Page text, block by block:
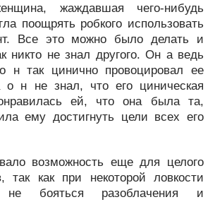
жаждавшая чего-нибудь
поощрять робкого использовать
Все это можно было делать и
никто не знал другого. Он а ведь
н так цинично провоцировал ее
о н не знал, что его циническая
ей, что она была та,
ему достигнуть цели всех его
возможность еще для целого
так как при некоторой ловкости
бояться разоблачения и